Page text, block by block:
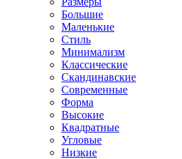
Большие
Маленькие
Стиль
Минимализм
Классические
Скандинавские
Современные
Форма
Высокие
Квадратные
Угловые
Низкие